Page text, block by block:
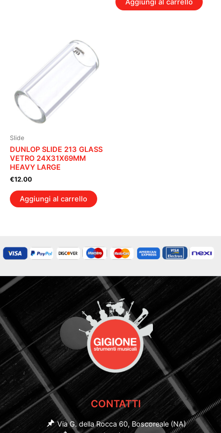
Aggiungi al carrello
Slide
DUNLOP SLIDE 213 GLASS
VETRO 24X31X69MM
HEAVY LARGE
€12.00
Aggiungi al carrello
CONTATTI
Via G. della Rocca 60, Boscoreale (NA)